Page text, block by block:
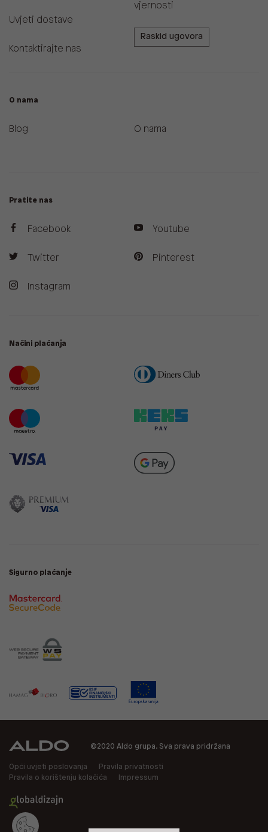
Uvjeti dostave
Kontaktirajte nas
vjernosti
Raskid ugovora
O nama
Blog O nama
Pratite nas
Facebook
Twitter
Instagram
Youtube
Pinterest
Načini plaćanja
Sigurno plaćanje
©2020 Aldo grupa. Sva prava pridržana
Opći uvjeti poslovanja
Pravila privatnosti
Pravila o korištenju kolačića
Impressum